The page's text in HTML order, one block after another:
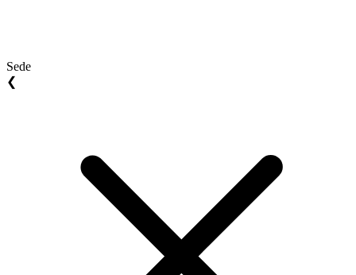
Sede
❮